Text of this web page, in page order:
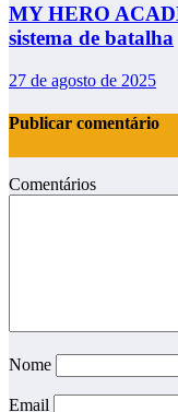
MY HERO
sistema de batalha
27 de agosto de 2025
Publicar comentário
Comentários
Nome
Email